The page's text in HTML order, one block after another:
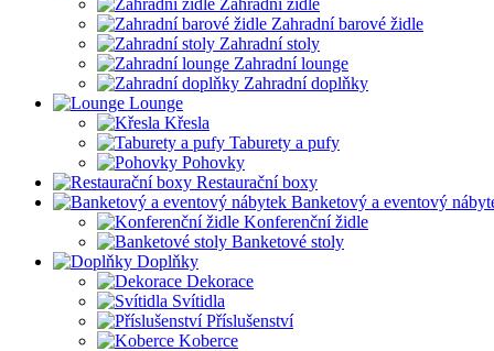
Zahradní židle
Zahradní barové židle
Zahradní stoly
Zahradní lounge
Zahradní doplňky
Lounge
Křesla
Taburety a pufy
Pohovky
Restaurační boxy
Banketový a eventový
Konferenční židle
Banketové stoly
Doplňky
Dekorace
Svítidla
Příslušenství
Koberce